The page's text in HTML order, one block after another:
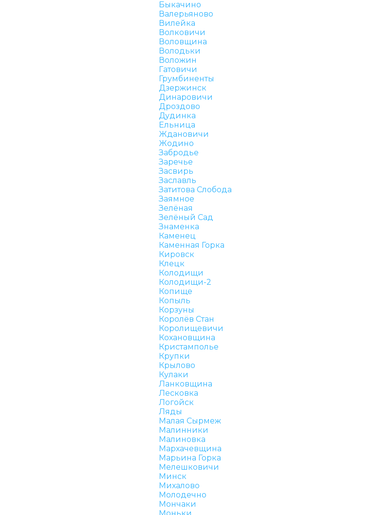
Быкачино
Валерьяново
Вилейка
Волковичи
Воловщина
Володьки
Воложин
Гатовичи
Грумбиненты
Дзержинск
Динаровичи
Дроздово
Дудинка
Ельница
Ждановичи
Жодино
Забродье
Заречье
Засвирь
Заславль
Затитова Слобода
Заямное
Зелёная
Зелёный Сад
Знаменка
Каменец
Каменная Горка
Кировск
Клецк
Колодищи
Колодищи-2
Копище
Копыль
Корзуны
Королёв Стан
Королищевичи
Кохановщина
Кристамполье
Крупки
Крылово
Кулаки
Ланковщина
Лесковка
Логойск
Ляды
Малая Сырмеж
Малинники
Малиновка
Мархачевщина
Марьина Горка
Мелешковичи
Минск
Михалово
Молодечно
Мончаки